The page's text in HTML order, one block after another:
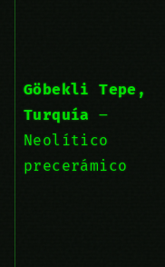
Göbekli Tepe,
Turquía –
Neolítico
precerámico